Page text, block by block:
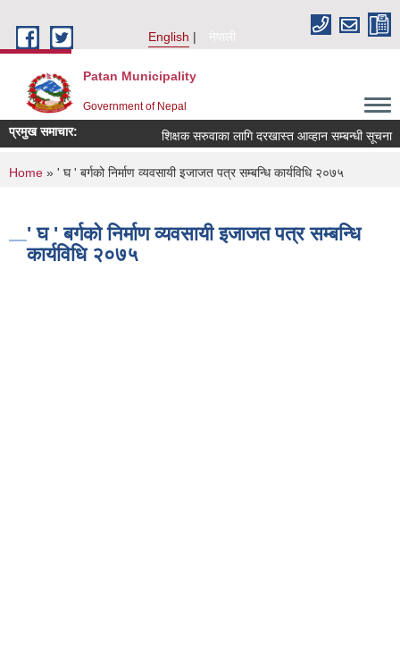
English
नेपाली
Patan Municipality
Government of Nepal
प्रमुख समाचार: शिक्षक सरुवाका लागि दरखास्त आव्हान सम्बन्धी सूचना ।
You are here
Home » ' घ ' बर्गको निर्माण व्यवसायी इजाजत पत्र सम्बन्धि कार्यविधि २०७५
' घ ' बर्गको निर्माण व्यवसायी इजाजत पत्र सम्बन्धि
कार्यविधि २०७५